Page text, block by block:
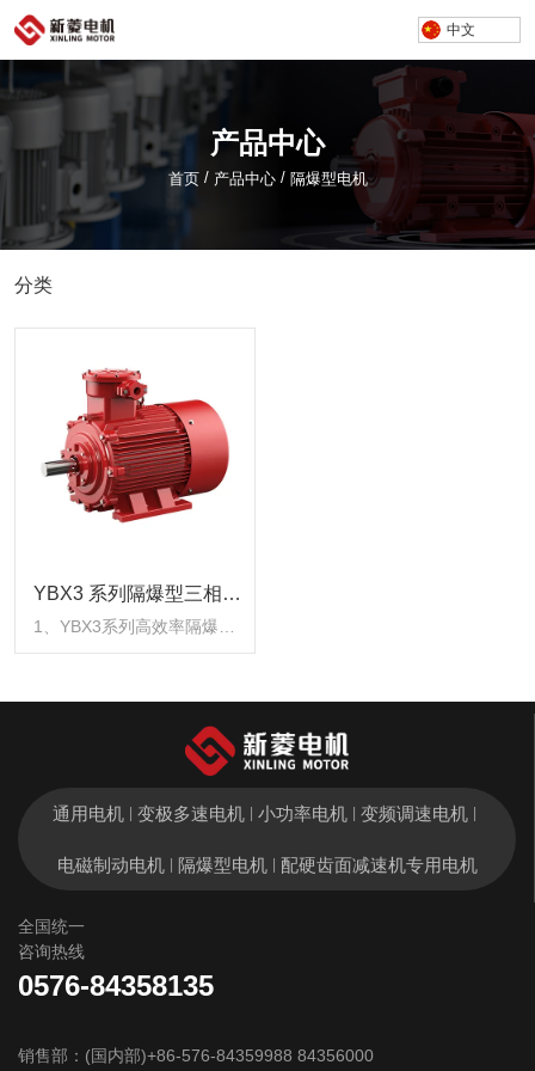
中文
产品中心
首页 / 产品中心 / 隔爆型电机
分类
YBX3 系列隔爆型三相异
步电动机
1、YBX3系列高效率隔爆型
三相异步电动机是我国在 Y2
基础上派生系列产品，是YB
系列隔爆型三相异步电动机
的更新换代产品。它具有现
代国际先进水平。本系列电
动机具有外形美观大方，防
护等级比YB系列更高，使用
更安全可靠。同时起动性能
更好，噪声和振动比 YB 系
采掘工作面)及工厂含有爆炸
性气体混合物场所使用。
2、YBX3 系列高效率隔爆型
列隔爆型三相异步电动机技
通用电机 变极多速电机 小功率电机 变频调速电机
电磁制动电机 隔爆型电机 配硬齿面减速机专用电机
全国统一
咨询热线
0576-84358135
销售部：(国内部)+86-576-84359988 84356000